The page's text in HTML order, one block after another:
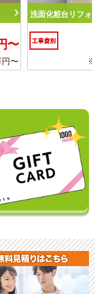
リフォーム
6.2万円〜